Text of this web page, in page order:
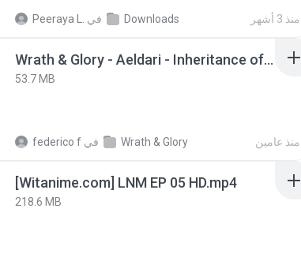
Peeraya L. في Downloads منذ 3 أشهر
Wrath & Glory - Aeldari - Inheritance of Embers.pdf
53.7 MB
federico f في Wrath & Glory منذ عامين
[Witanime.com] LNM EP 05 HD.mp4
218.6 MB